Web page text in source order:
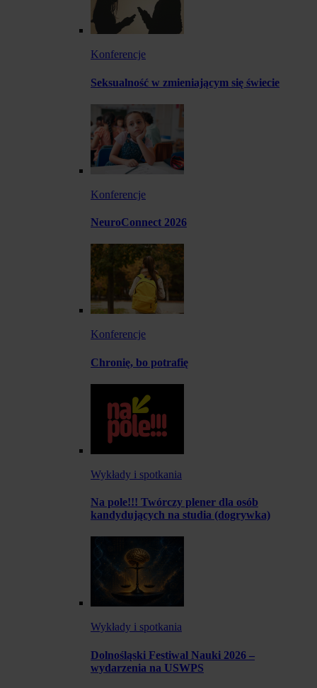
Konferencje
Seksualność w zmieniającym się świecie
Konferencje
NeuroConnect 2026
Konferencje
Chronię, bo potrafię
Wykłady i spotkania
Na pole!!! Twórczy plener dla osób
kandydujących na studia (dogrywka)
Wykłady i spotkania
Dolnośląski Festiwal Nauki 2026 –
wydarzenia na USWPS